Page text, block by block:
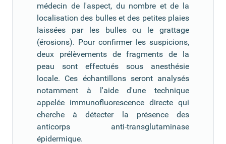
médecin de l'aspect, du nombre et de la
localisation des bulles et des petites plaies
laissées par les bulles ou le grattage
(érosions). Pour confirmer les suspicions,
deux prélèvements de fragments de la
peau sont effectués sous anesthésie
locale. Ces échantillons seront analysés
notamment à l'aide d'une technique
appelée immunofluorescence directe qui
cherche à détecter la présence des
anticorps anti-transglutaminase
épidermique.